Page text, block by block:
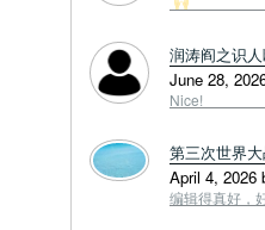
润涛阎之识
June 28,
Nice!
第三次世界
April 4, 2026
编辑得真好，